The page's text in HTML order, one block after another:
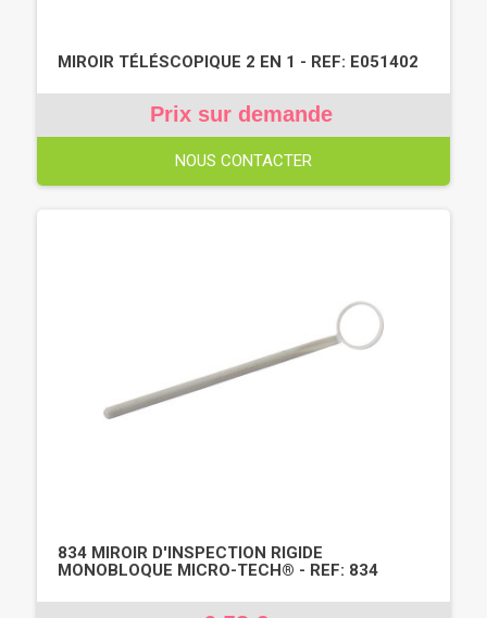
MIROIR TÉLÉSCOPIQUE 2 EN 1 - REF: E051402
Prix sur demande
NOUS CONTACTER
834 MIROIR D'INSPECTION RIGIDE
MONOBLOQUE MICRO-TECH® - REF: 834